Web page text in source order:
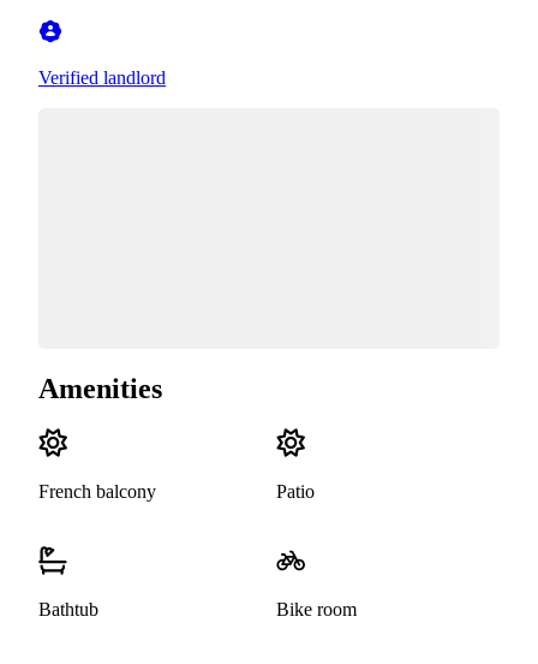
Verified landlord
Amenities
French balcony Patio
Bathtub Bike room